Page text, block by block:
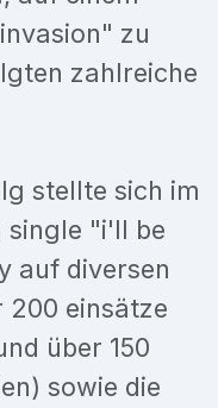
zu
zahlreiche
stellte sich im
single "i'll be
auf diversen
200 einsätze
über 150
sowie die